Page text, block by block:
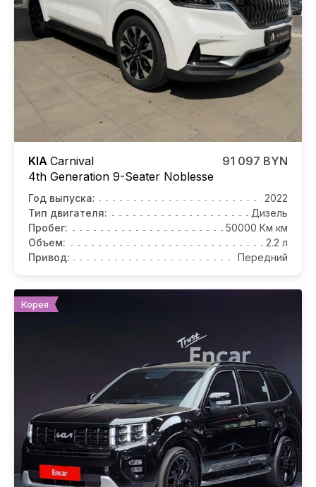
KIA Carnival
4th Generation 9-Seater Noblesse
91 097 BYN
Год выпуска:
2022
Тип двигателя:
Дизель
Пробег:
50000 Км км
Объем:
2.2 л
Привод:
Передний
Корея